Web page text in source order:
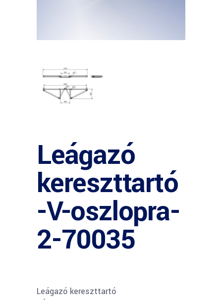
Leágazó
kereszttartó
-V-oszlopra-
2-70035
Leágazó kereszttartó